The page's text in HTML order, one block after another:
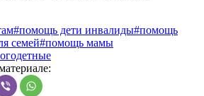
#помощь дети инвалиды#помощь
семей#помощь мамы